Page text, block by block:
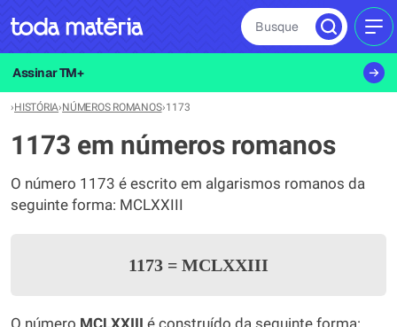
Busque
Assinar TM+
›HISTÓRIA›NÚMEROS ROMANOS›1173
1173 em números romanos
O número 1173 é escrito em algarismos romanos da
seguinte forma: MCLXXIII
1173 = MCLXXIII